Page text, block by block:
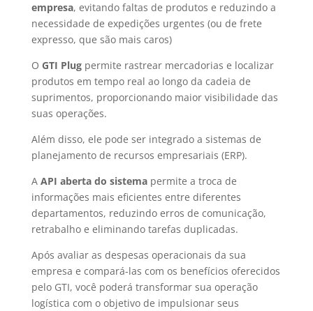
empresa, evitando faltas de produtos e reduzindo a
necessidade de expedições urgentes (ou de frete
expresso, que são mais caros)
O GTI Plugpermite rastrear mercadorias e localizar
produtos em tempo real ao longo da cadeia de
suprimentos, proporcionando maior visibilidade das
suas operações.
Além disso, ele pode ser integrado a sistemas de
planejamento de recursos empresariais (ERP).
A API aberta do sistemapermite a troca de
informações mais eficientes entre diferentes
departamentos, reduzindo erros de comunicação,
retrabalho e eliminando tarefas duplicadas.
Após avaliar as despesas operacionais da sua
empresa e compará-las com os benefícios oferecidos
pelo GTI, você poderá transformar sua operação
logística com o objetivo de impulsionar seus